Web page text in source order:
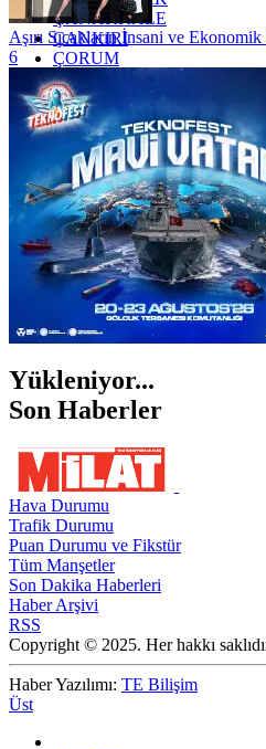
ÇANAKKALE
ÇANKIRI
ÇORUM
İSTANBUL
İZMİR
ŞANLIURFA
ŞIRNAK
Aşırı Sıcakların İnsani ve
6
Yükleniyor...
Son Haberler
Hava Durumu
Trafik Durumu
Puan Durumu ve Fikstür
Tüm Manşetler
Son Dakika Haberleri
Haber Arşivi
RSS
Copyright © 2025. Her hakkı
Haber Yazılımı: TE Bilişim
Üst